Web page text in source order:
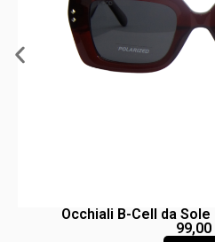
Occhiali B-Cell da
99,00